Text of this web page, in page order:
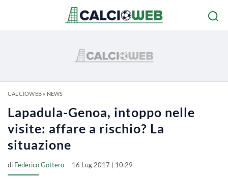
CALCIOWEB» NEWS
Lapadula-Genoa, intoppo nelle
visite: affare a rischio? La
situazione
di Federico Gottero 16 Lug 2017 | 10:29